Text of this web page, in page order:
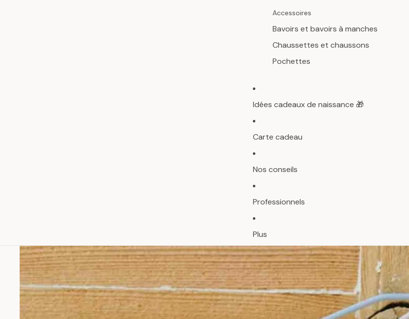
Accessoires
Bavoirs et bavoirs à manches
Chaussettes et chaussons
Pochettes
Idées cadeaux de naissance 🎁
Carte cadeau
Nos conseils
Professionnels
Plus